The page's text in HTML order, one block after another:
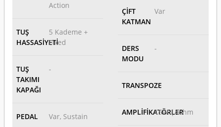
Action
TUŞ
HASSASİYETİ
5 Kademe +
Fixed
TUŞ
TAKIMI
KAPAĞI
-
PEDAL Var, Sustain
ÇİFT
KATMAN
Var
DERS
MODU
-
TRANSPOZE
-
AMPLİFİKATÖRLER
15W |4ohm